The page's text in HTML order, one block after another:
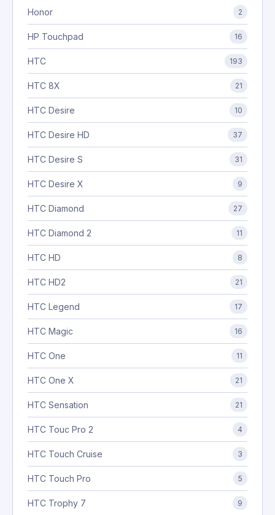
Honor 2
HP Touchpad 16
HTC 193
HTC 8X 21
HTC Desire 10
HTC Desire HD 37
HTC Desire S 31
HTC Desire X 9
HTC Diamond 27
HTC Diamond 2 11
HTC HD 8
HTC HD2 21
HTC Legend 17
HTC Magic 16
HTC One 11
HTC One X 21
HTC Sensation 21
HTC Touc Pro 2 4
HTC Touch Cruise 3
HTC Touch Pro 5
HTC Trophy 7 9